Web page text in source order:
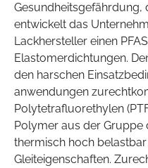
Gesundheitsgefährdung,
entwickelt das
Lackhersteller einen
Elastomerdichtungen.
den harschen
anwendungen
Polytetrafluorethylen
Polymer aus der Gruppe
thermisch hoch
Gleiteigenschaften.